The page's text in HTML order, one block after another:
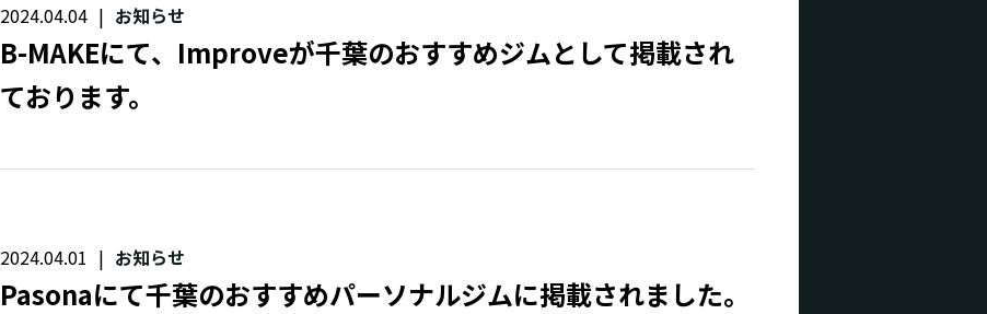
2024.04.04 お知らせ
B-MAKEにて、Improveが千葉のおすすめジムとして掲載され
ております。
2024.04.01 お知らせ
Pasonaにて千葉のおすすめパーソナルジムに掲載されました。